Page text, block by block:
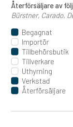
Återförsäljare av
Bürstner Carado
Begagnat
Importör
Tillbehörsbutik
Tillverkare
Uthyrning
Verkstad
Återförsäljare